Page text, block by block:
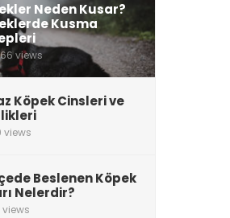
Neden Kusar?
Kusma
views
Köpek Cinsleri ve
views
Beslenen Köpek
Nelerdir?
views